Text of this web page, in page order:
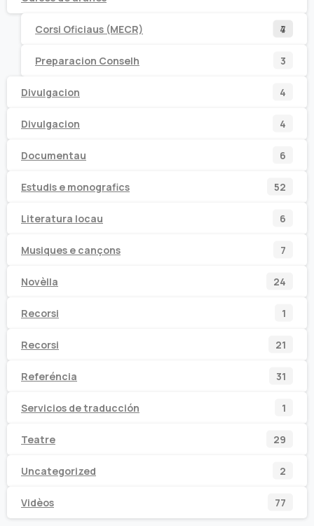
7
Corsi Oficiaus (MECR) 4
Preparacion Conselh
3
Divulgacion
4
Divulgacion
4
Documentau
6
Estudis e monografics
52
Literatura locau
6
Musiques e cançons
7
Novèlla
24
Recorsi
1
Recorsi
21
Referéncia
31
Servicios de traducción
1
Teatre
29
Uncategorized
2
Vidèos
77